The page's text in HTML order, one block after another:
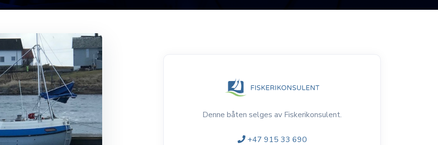
Denne båten selges av Fiskerikonsulent.
+47 915 33 690